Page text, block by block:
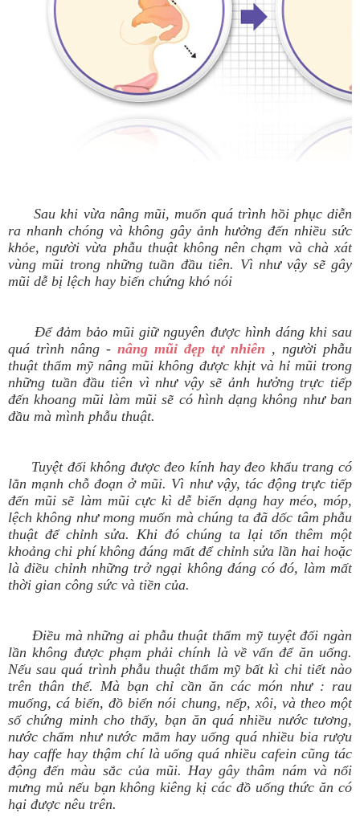
Sau khi vừa nâng mũi, muốn quá trình hồi phục diễn
ra nhanh chóngvà không gây ảnh hưởng đến nhiều sức
khỏe, người vừa phẫu thuật không nên chạm và chà xát
vùng mũi trong những tuần đầu tiên. Vì như vậy sẽ gây
mũi dễ bị lệch hay biến chứng khó nói
Để đảm bảo mũi giữ nguyên được hình dáng khi sau
quá trình nâng - nâng mũi đẹp tự nhiên , người phẫu
thuật thẩm mỹ nâng mũi không được khịt và hỉ mũi trong
những tuần đầu tiên vì như vậy sẽ ảnh hưởng trực tiếp
đến khoang mũi làm mũi sẽ có hình dạng không như ban
đầu mà mình phẫu thuật.
Tuyệt đối không được đeo kính hay đeo khẩu trang có
lằn mạnh chỗ đoạn ở mũi. Vì như vậy, tác động trực tiếp
đến mũi sẽ làm mũi cực kì dễ biến dạng hay méo, móp,
lệch không như mong muốn mà chúng ta đã dốc tâm phẫu
thuật để chỉnh sửa. Khi đó chúng ta lại tốn thêm một
khoảng chi phí không đáng mất để chỉnh sửa lần hai hoặc
là điều chỉnh những trở ngại không đáng có đó, làm mất
thời gian công sức và tiền của.
Điều mà những ai phẫu thuật thẩm mỹ tuyệt đối ngàn
lần không được phạm phải chính là về vấn để ăn uống.
Nếu sau quá trình phẫu thuật thẩm mỹ bất kì chi tiết nào
trên thân thể. Mà bạn chỉ cần ăn các món như : rau
muống, cá biến, đồ biển nói chung, nếp, xôi, và theo một
số chứng minh cho thấy, bạn ăn quá nhiều nước tương,
nước chấm như nước mắm hay uống quá nhiều bia rượu
hay caffe hay thậm chí là uống quá nhiều cafein cũng tác
động đến màu sắc của mũi. Hay gây thâm nám và nổi
mưng mủ nếu bạn không kiêng kị các đồ uống thức ăn có
hại được nêu trên.